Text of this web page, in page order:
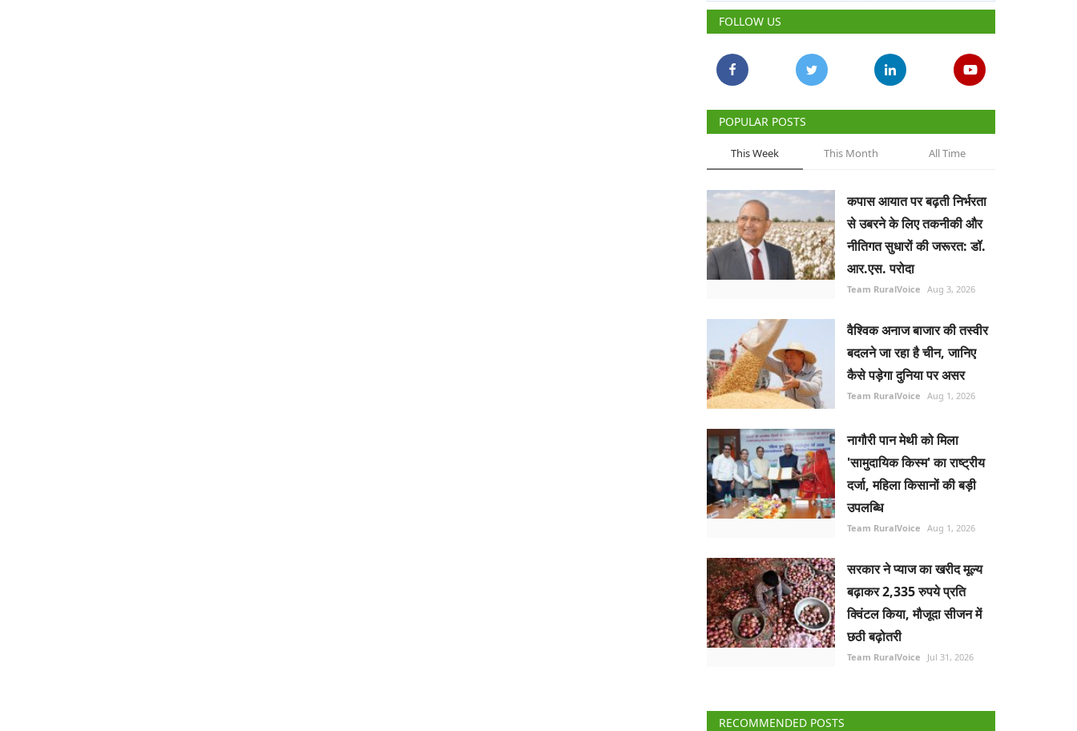
FOLLOW US
POPULAR POSTS
This Week This Month All Time
कपास आयात पर बढ़ती निर्भरता
से उबरने के लिए तकनीकी और
नीतिगत सुधारों की जरूरत: डॉ.
आर.एस. परोदा
Team RuralVoice Aug 3, 2026
वैश्विक अनाज बाजार की तस्वीर
बदलने जा रहा है चीन, जानिए
कैसे पड़ेगा दुनिया पर असर
Team RuralVoice Aug 1, 2026
नागौरी पान मेथी को मिला
'सामुदायिक किस्म' का राष्ट्रीय
दर्जा, महिला किसानों की बड़ी
उपलब्धि
Team RuralVoice Aug 1, 2026
सरकार ने प्याज का खरीद मूल्य
बढ़ाकर 2,335 रुपये प्रति
क्विंटल किया, मौजूदा सीजन में
छठी बढ़ोतरी
Team RuralVoice Jul 31, 2026
RECOMMENDED POSTS